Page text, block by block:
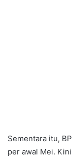
Sementara itu,
per awal Mei.